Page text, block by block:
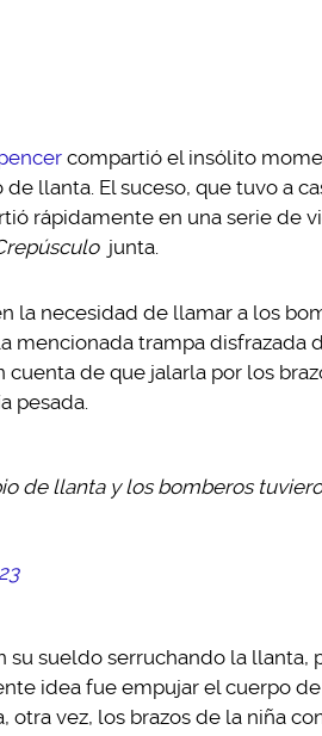
compartió el insólito
llanta. El suceso, que tuvo a
rápidamente en una serie de
junta.
la necesidad de llamar a los
mencionada trampa disfrazada
de que jalarla por los
pesada.
de llanta y los bomberos
su sueldo serruchando la llanta,
idea fue empujar el cuerpo
otra vez, los brazos de la niña